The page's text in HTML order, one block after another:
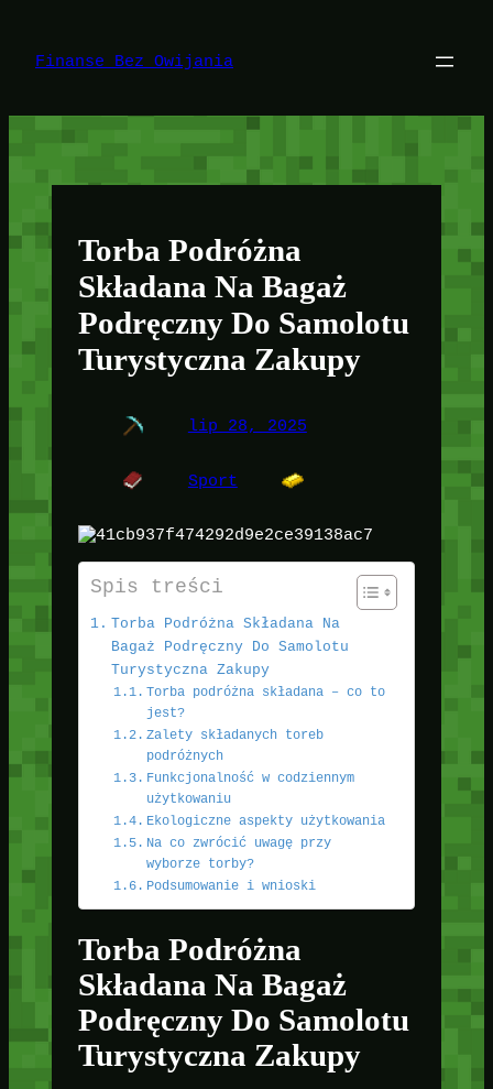
treści
Finanse Bez Owijania
Torba Podróżna
Składana Na Bagaż
Podręczny Do Samolotu
Turystyczna Zakupy
lip 28, 2025
Sport
Spis treści
Torba Podróżna Składana Na
Bagaż Podręczny Do Samolotu
Turystyczna Zakupy
Torba podróżna składana – co to
jest?
Zalety składanych toreb
podróżnych
Funkcjonalność w codziennym
użytkowaniu
Ekologiczne aspekty użytkowania
Na co zwrócić uwagę przy
wyborze torby?
Podsumowanie i wnioski
Torba Podróżna
Składana Na Bagaż
Podręczny Do Samolotu
Turystyczna Zakupy